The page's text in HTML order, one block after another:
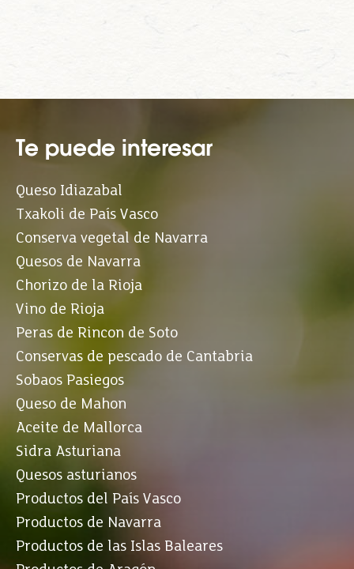
Te puede interesar
Queso Idiazabal
Txakoli de País Vasco
Conserva vegetal de Navarra
Quesos de Navarra
Chorizo de la Rioja
Vino de Rioja
Peras de Rincon de Soto
Conservas de pescado de Cantabria
Sobaos Pasiegos
Queso de Mahon
Aceite de Mallorca
Sidra Asturiana
Quesos asturianos
Productos del País Vasco
Productos de Navarra
Productos de las Islas Baleares